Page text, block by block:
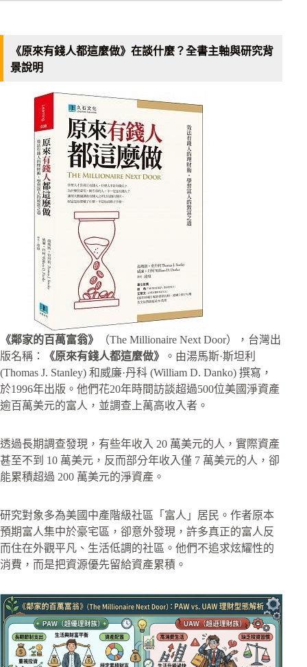
《原來有錢人都這麼做》在談什麼？全書主軸與研究背
景說明
《鄰家的百萬富翁》
（The Millionaire Next Door），台灣出
版名稱：
《原來有錢人都這麼做》
。由湯馬斯·斯坦利
(Thomas J. Stanley) 和威廉·丹科 (William D. Danko) 撰寫，
於1996年出版。他們花20年時間訪談超過500位美國淨資產
逾百萬美元的富人，並調查上萬高收入者。
透過長期調查發現，有些年收入 20 萬美元的人，實際資產
甚至不到 10 萬美元，反而部分年收入僅 7 萬美元的人，卻
能累積超過 200 萬美元的淨資產。
研究對象多為美國中產階級社區「富人」居民。作者原本
預期富人集中於豪宅區，卻意外發現，許多真正的富人反
而住在外觀平凡、生活低調的社區。他們不追求炫耀性的
消費，而是把資源優先留給資產累積。